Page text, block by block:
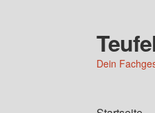
Zur
Navigation
springen
Zum
Inhalt
springen
Dein